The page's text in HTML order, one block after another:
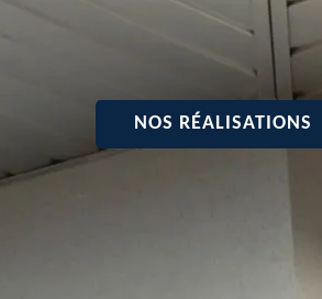
NOS RÉALISATIONS